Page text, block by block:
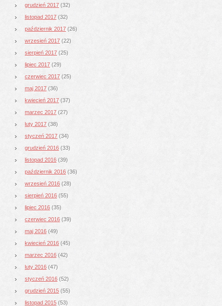
grudzień 2017 (32)
listopad 2017 (32)
październik 2017 (26)
wrzesień 2017 (22)
sierpień 2017 (25)
lipiec 2017 (29)
czerwiec 2017 (25)
maj 2017 (36)
kwiecień 2017 (37)
marzec 2017 (27)
luty 2017 (38)
styczeń 2017 (34)
grudzień 2016 (33)
listopad 2016 (39)
październik 2016 (36)
wrzesień 2016 (28)
sierpień 2016 (55)
lipiec 2016 (35)
czerwiec 2016 (39)
maj 2016 (49)
kwiecień 2016 (45)
marzec 2016 (42)
luty 2016 (47)
styczeń 2016 (52)
grudzień 2015 (55)
listopad 2015 (53)